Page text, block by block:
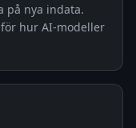
på nya indata.
hur AI-modeller